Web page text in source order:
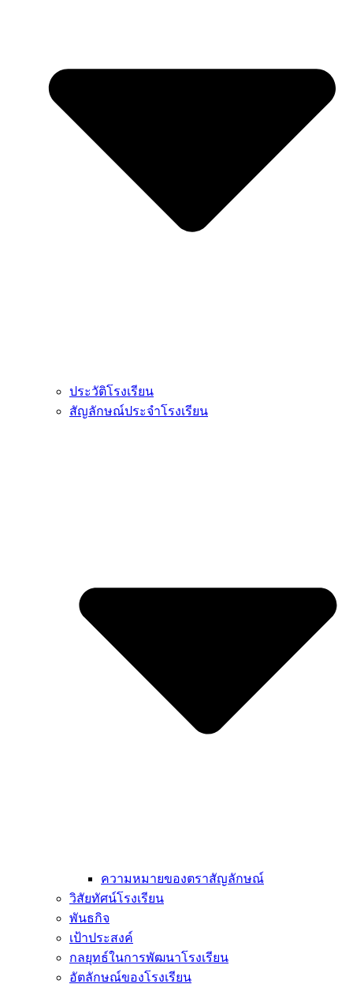
ประวัติโรงเรียน
สัญลักษณ์ประจำโรงเรียน
ความหมายของตราสัญลักษณ์
วิสัยทัศน์โรงเรียน
พันธกิจ
เป้าประสงค์
กลยุทธ์ในการพัฒนาโรงเรียน
อัตลักษณ์ของโรงเรียน